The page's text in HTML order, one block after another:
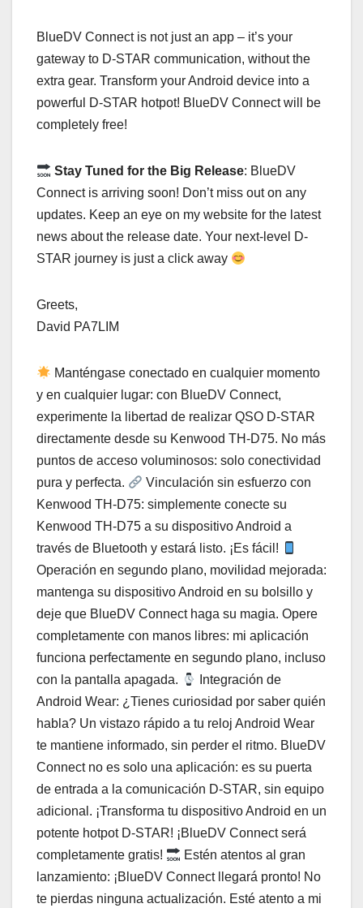
BlueDV Connect is not just an app – it’s your
gateway to D-STAR communication, without the
extra gear. Transform your Android device into a
powerful D-STAR hotpot! BlueDV Connect will be
completely free!
Stay Tuned for the Big Release: BlueDV
Connect is arriving soon! Don’t miss out on any
updates. Keep an eye on my website for the latest
news about the release date. Your next-level D-
STAR journey is just a click away
Greets,
David PA7LIM
Manténgase conectado en cualquier momento
y en cualquier lugar: con BlueDV Connect,
experimente la libertad de realizar QSO D-STAR
directamente desde su Kenwood TH-D75. No más
puntos de acceso voluminosos: solo conectividad
pura y perfecta.
Vinculación sin esfuerzo con
Kenwood TH-D75: simplemente conecte su
Kenwood TH-D75 a su dispositivo Android a
través de Bluetooth y estará listo. ¡Es fácil!
Operación en segundo plano, movilidad mejorada:
mantenga su dispositivo Android en su bolsillo y
deje que BlueDV Connect haga su magia. Opere
completamente con manos libres: mi aplicación
funciona perfectamente en segundo plano, incluso
con la pantalla apagada.
Integración de
Android Wear: ¿Tienes curiosidad por saber quién
habla? Un vistazo rápido a tu reloj Android Wear
te mantiene informado, sin perder el ritmo. BlueDV
Connect no es solo una aplicación: es su puerta
de entrada a la comunicación D-STAR, sin equipo
adicional. ¡Transforma tu dispositivo Android en un
potente hotpot D-STAR! ¡BlueDV Connect será
completamente gratis!
Estén atentos al gran
lanzamiento: ¡BlueDV Connect llegará pronto! No
te pierdas ninguna actualización. Esté atento a mi